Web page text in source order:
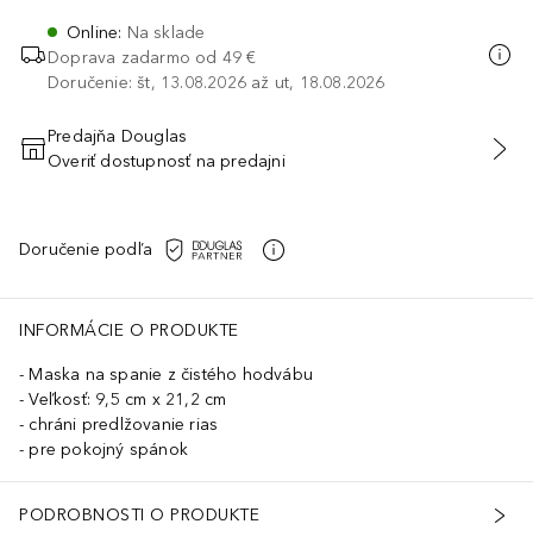
Online: Na sklade
Doprava zadarmo od 49 €
Doručenie: št, 13.08.2026 až ut, 18.08.2026
PRIDAŤ DO KOŠÍKA
Predajňa Douglas
Overiť dostupnosť na predajni
Doručenie podľa
INFORMÁCIE O PRODUKTE
Maska na spanie z čistého hodvábu
Veľkosť: 9,5 cm x 21,2 cm
chráni predlžovanie rias
pre pokojný spánok
PODROBNOSTI O PRODUKTE